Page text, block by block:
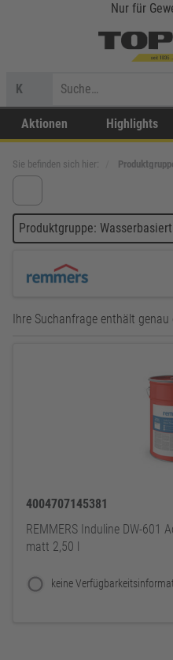
Nur für
K
Aktionen Highlights
Sie befinden sich hier:
Produktgruppe: Wasserbasiert
Ihre Suchanfrage enthält
4004707145381
REMMERS Induline DW-601
matt 2,50 l
keine